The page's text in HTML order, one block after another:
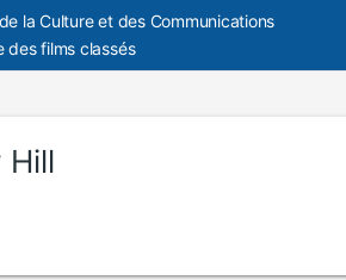
la Culture et des Communications
des films classés
Hill